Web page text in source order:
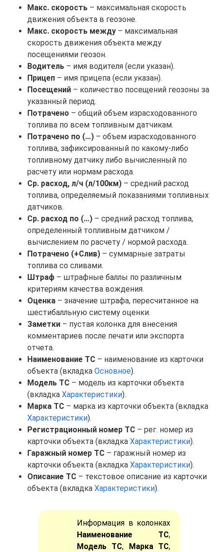
Макс. скорость – максимальная скорость
движения объекта в геозоне.
Макс. скорость между – максимальная
скорость движения объекта между
посещениями геозон.
Водитель – имя водителя (если указан).
Прицеп – имя прицепа (если указан).
Посещений – количество посещений геозоны за
указанный период.
Потрачено – общий объем израсходованного
топлива по всем топливным датчикам.
Потрачено по (…) – объем израсходованного
топлива, зафиксированный по какому-либо
топливному датчику либо вычисленный по
расчету или нормам расхода.
Ср. расход, л/ч (л/100км) – средний расход
топлива, определяемый показаниями топливных
датчиков.
Ср. расход по (…) – средний расход топлива,
определенный топливным датчиком /
вычислением по расчету / нормой расхода.
Потрачено (+Слив) – суммарные затраты
топлива со сливами.
Штраф – штрафные баллы по различным
критериям качества вождения.
Оценка – значение штрафа, пересчитанное на
шестибалльную систему оценки.
Заметки – пустая колонка для внесения
комментариев после печати или экспорта
отчета.
Наименование ТС – наименование из карточки
объекта (вкладка Основное).
Модель ТС – модель из карточки объекта
(вкладка Характеристики).
Марка ТС – марка из карточки объекта (вкладка
Характеристики).
Регистрационный номер ТС – рег. номер из
карточки объекта (вкладка Характеристики).
Гаражный номер ТС – гаражный номер из
карточки объекта (вкладка Характеристики).
Описание ТС – текстовое описание из карточки
объекта (вкладка Характеристики).
Информация в колонках
Наименование ТС,
Модель ТС, Марка ТС,